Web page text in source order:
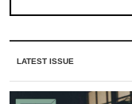
LATEST ISSUE